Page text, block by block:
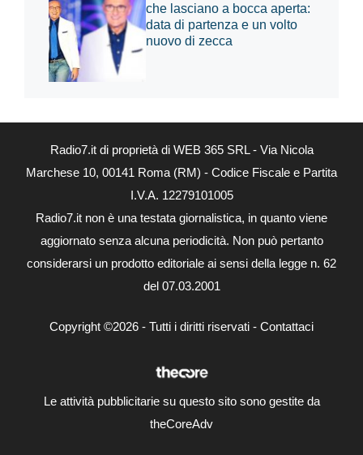
che lasciano a bocca aperta:
data di partenza e un volto
nuovo di zecca
Radio7.it di proprietà di WEB 365 SRL - Via Nicola
Marchese 10, 00141 Roma (RM) - Codice Fiscale e Partita
I.V.A. 12279101005
Radio7.it non è una testata giornalistica, in quanto viene
aggiornato senza alcuna periodicità. Non può pertanto
considerarsi un prodotto editoriale ai sensi della legge n. 62
del 07.03.2001
Copyright ©2026 - Tutti i diritti riservati - Contattaci
Le attività pubblicitarie su questo sito sono gestite da
theCoreAdv